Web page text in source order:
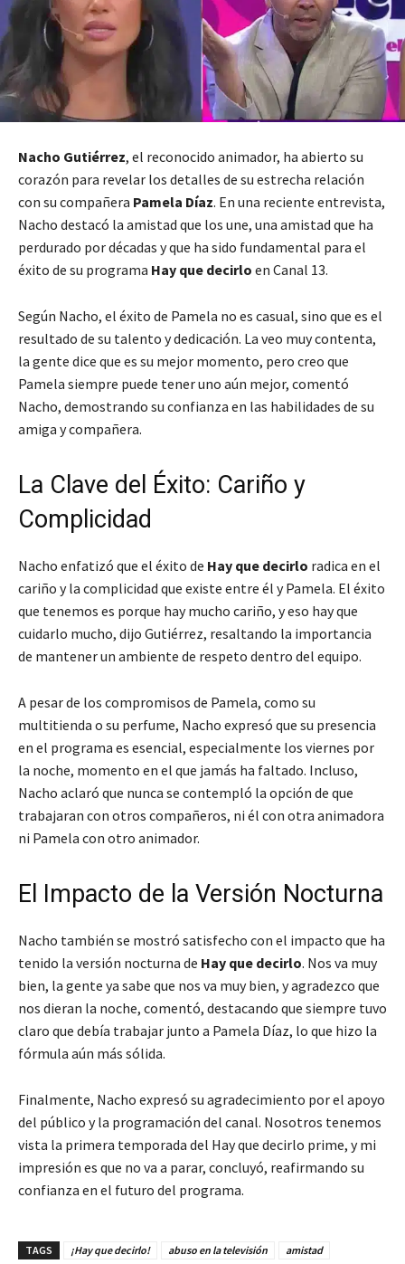
Nacho Gutiérrez, el reconocido animador, ha abierto su
corazón para revelar los detalles de su estrecha relación
con su compañera Pamela Díaz. En una reciente entrevista,
Nacho destacó la amistad que los une, una amistad que ha
perdurado por décadas y que ha sido fundamental para el
éxito de su programa Hay que decirlo en Canal 13.
Según Nacho, el éxito de Pamela no es casual, sino que es el
resultado de su talento y dedicación. La veo muy contenta,
la gente dice que es su mejor momento, pero creo que
Pamela siempre puede tener uno aún mejor, comentó
Nacho, demostrando su confianza en las habilidades de su
amiga y compañera.
La Clave del Éxito: Cariño y
Complicidad
Nacho enfatizó que el éxito de Hay que decirlo radica en el
cariño y la complicidad que existe entre él y Pamela. El éxito
que tenemos es porque hay mucho cariño, y eso hay que
cuidarlo mucho, dijo Gutiérrez, resaltando la importancia
de mantener un ambiente de respeto dentro del equipo.
A pesar de los compromisos de Pamela, como su
multitienda o su perfume, Nacho expresó que su presencia
en el programa es esencial, especialmente los viernes por
la noche, momento en el que jamás ha faltado. Incluso,
Nacho aclaró que nunca se contempló la opción de que
trabajaran con otros compañeros, ni él con otra animadora
ni Pamela con otro animador.
El Impacto de la Versión Nocturna
Nacho también se mostró satisfecho con el impacto que ha
tenido la versión nocturna de Hay que decirlo. Nos va muy
bien, la gente ya sabe que nos va muy bien, y agradezco que
nos dieran la noche, comentó, destacando que siempre tuvo
claro que debía trabajar junto a Pamela Díaz, lo que hizo la
fórmula aún más sólida.
Finalmente, Nacho expresó su agradecimiento por el apoyo
del público y la programación del canal. Nosotros tenemos
vista la primera temporada del Hay que decirlo prime, y mi
impresión es que no va a parar, concluyó, reafirmando su
confianza en el futuro del programa.
TAGS ¡Hay que decirlo! abuso en la televisión amistad